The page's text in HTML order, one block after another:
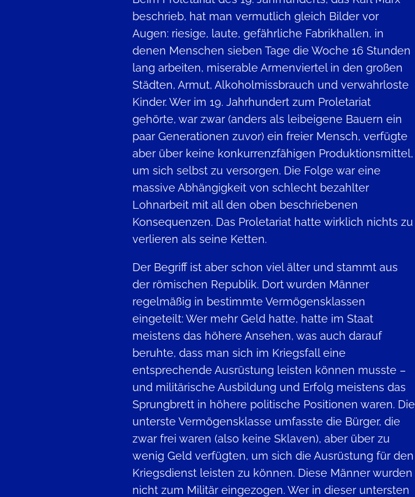
beschrieb, hat man vermutlich gleich Bilder vor
Augen: riesige, laute, gefährliche Fabrikhallen, in
denen Menschen sieben Tage die Woche 16 Stunden
lang arbeiten, miserable Armenviertel in den großen
Städten, Armut, Alkoholmissbrauch und verwahrloste
Kinder. Wer im 19. Jahrhundert zum Proletariat
gehörte, war zwar (anders als leibeigene Bauern ein
paar Generationen zuvor) ein freier Mensch, verfügte
aber über keine konkurrenzfähigen Produktionsmittel,
um sich selbst zu versorgen. Die Folge war eine
massive Abhängigkeit von schlecht bezahlter
Lohnarbeit mit all den oben beschriebenen
Konsequenzen. Das Proletariat hatte wirklich nichts zu
verlieren als seine Ketten.
Der Begriff ist aber schon viel älter und stammt aus
der römischen Republik. Dort wurden Männer
regelmäßig in bestimmte Vermögensklassen
eingeteilt: Wer mehr Geld hatte, hatte im Staat
meistens das höhere Ansehen, was auch darauf
beruhte, dass man sich im Kriegsfall eine
entsprechende Ausrüstung leisten können musste –
und militärische Ausbildung und Erfolg meistens das
Sprungbrett in höhere politische Positionen waren. Die
unterste Vermögensklasse umfasste die Bürger, die
zwar frei waren (also keine Sklaven), aber über zu
wenig Geld verfügten, um sich die Ausrüstung für den
Kriegsdienst leisten zu können. Diese Männer wurden
nicht zum Militär eingezogen. Wer in dieser untersten